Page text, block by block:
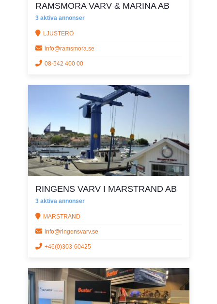
RAMSMORA VARV & MARINA AB
3 aktiva annonser
LJUSTERÖ
info@ramsmora.se
08-542 400 00
RINGENS VARV I MARSTRAND AB
3 aktiva annonser
MARSTRAND
info@ringensvarv.se
+46(0)303-60425